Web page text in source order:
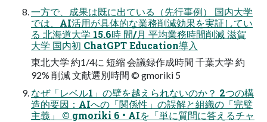
一方で、成果は既に出ている（先行事例） 国内大学
では、AI活用が具体的な業務削減効果を実証してい
る 北海道大学 15.6時 間/月 平均業務時間削減 滋賀
大学 国内初 ChatGPT Education導入
東北大学 約1/4に 短縮 会議録作成時間 千葉大学 約
92% 削減 文献選別時間 © gmoriki 5
なぜ「レベル1」の壁を越えられないのか？ 2つの構
造的要因：AIへの「関係性」の誤解と組織の「完璧
主義」 © gmoriki 6 • AIを「単に質問に答えるチャ